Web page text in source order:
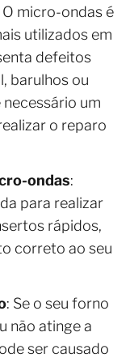
O micro-ondas é
utilizados em
defeitos
barulhos ou
um
o reparo
ondas:
para realizar
rápidos,
correto ao seu
: Se o seu forno
não atinge a
ser causado